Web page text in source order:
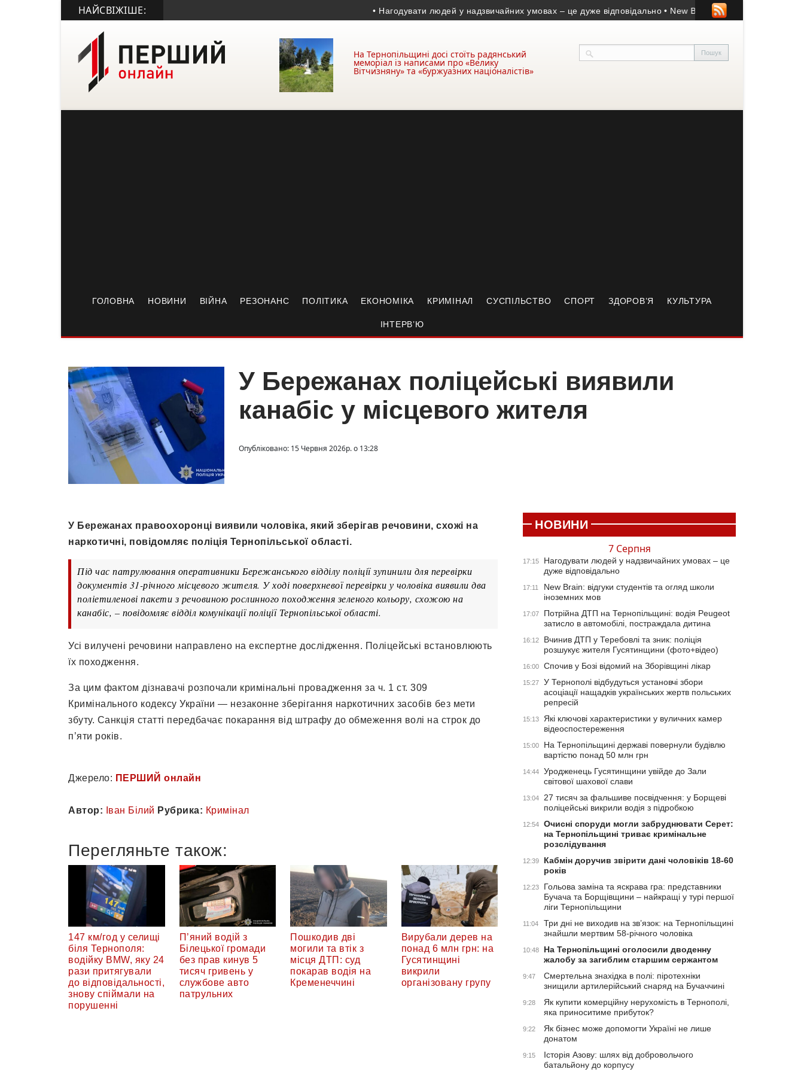
НАЙСВІЖІШЕ: • Нагодувати людей у надзвичайних умовах – це дуже відповідально • New Brain: відгуки студентів та
На Тернопільщині досі стоїть радянський
меморіал із написами про «Велику
Вітчизняну» та «буржуазних націоналістів»
ГОЛОВНА НОВИНИ ВІЙНА РЕЗОНАНС ПОЛІТИКА ЕКОНОМІКА КРИМІНАЛ СУСПІЛЬСТВО СПОРТ ЗДОРОВ’Я КУЛЬТУРА
ІНТЕРВ’Ю
У Бережанах поліцейські виявили
канабіс у місцевого жителя
Опубліковано: 15 Червня 2026р. о 13:28
У Бережанах правоохоронці виявили чоловіка, який зберігав речовини, схожі на
наркотичні, повідомляє поліція Тернопільської області.
Під час патрулювання оперативники Бережанського відділу поліції зупинили для перевірки
документів 31-річного місцевого жителя. У ході поверхневої перевірки у чоловіка виявили два
поліетиленові пакети з речовиною рослинного походження зеленого кольору, схожою на
канабіс, – повідомляє відділ комунікації поліції Тернопільської області.
Усі вилучені речовини направлено на експертне дослідження. Поліцейські встановлюють
їх походження.
За цим фактом дізнавачі розпочали кримінальні провадження за ч. 1 ст. 309
Кримінального кодексу України — незаконне зберігання наркотичних засобів без мети
збуту. Санкція статті передбачає покарання від штрафу до обмеження волі на строк до
п’яти років.
Джерело: ПЕРШИЙ онлайн
Автор: Іван Білий Рубрика: Кримінал
Перегляньте також:
147 км/год у селищі
біля Тернополя:
водійку BMW, яку 24
рази притягували
до відповідальності,
знову спіймали на
порушенні
П’яний водій з
Білецької громади
без прав кинув 5
тисяч гривень у
службове авто
патрульних
Пошкодив дві
могили та втік з
місця ДТП: суд
покарав водія на
Кременеччині
Вирубали дерев на
понад 6 млн грн: на
Гусятинщині
викрили
організовану групу
НОВИНИ
7 Серпня
17:15
Нагодувати людей у надзвичайних умовах – це
дуже відповідально
17:11
New Brain: відгуки студентів та огляд школи
іноземних мов
17:07
Потрійна ДТП на Тернопільщині: водія Peugeot
затисло в автомобілі, постраждала дитина
16:12
Вчинив ДТП у Теребовлі та зник: поліція
розшукує жителя Гусятинщини (фото+відео)
16:00 Спочив у Бозі відомий на Зборівщині лікар
15:27
У Тернополі відбудуться установчі збори
асоціації нащадків українських жертв польських
репресій
15:13
Які ключові характеристики у вуличних камер
відеоспостереження
15:00
На Тернопільщині державі повернули будівлю
вартістю понад 50 млн грн
14:44
Уродженець Гусятинщини увійде до Зали
світової шахової слави
13:04
27 тисяч за фальшиве посвідчення: у Борщеві
поліцейські викрили водія з підробкою
12:54
Очисні споруди могли забруднювати Серет:
на Тернопільщині триває кримінальне
розслідування
12:39
Кабмін доручив звірити дані чоловіків 18-60
років
12:23
Гольова заміна та яскрава гра: представники
Бучача та Борщівщини – найкращі у турі першої
ліги Тернопільщини
11:04
Три дні не виходив на зв’язок: на Тернопільщині
знайшли мертвим 58-річного чоловіка
10:48
На Тернопільщині оголосили дводенну
жалобу за загиблим старшим сержантом
9:47
Смертельна знахідка в полі: піротехніки
знищили артилерійський снаряд на Бучаччині
9:28
Як купити комерційну нерухомість в Тернополі,
яка приноситиме прибуток?
9:22
Як бізнес може допомогти Україні не лише
донатом
9:15
Історія Азову: шлях від добровольчого
батальйону до корпусу